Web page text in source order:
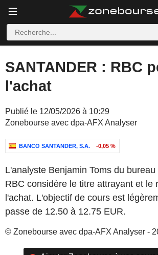
SANTANDER : RBC
l'achat
Publié le 12/05/2026 à 10:29
Zonebourse avec dpa-AFX Analyser
BANCO SANTANDER, S.A. -0,05 %
L'analyste Benjamin Toms du
RBC considère le titre attrayant et le
l'achat. L'objectif de cours est
passe de 12.50 à 12.75 EUR.
© Zonebourse avec dpa-AFX Analyser -